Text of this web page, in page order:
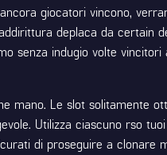
giocatori vincono,
deplaca da certain
senza indugio volte
mano. Le slot solitamente
Utilizza ciascuno rso
di proseguire a